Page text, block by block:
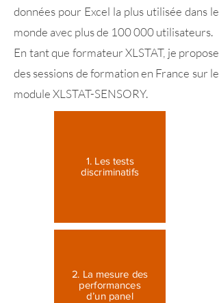
données pour Excel la plus utilisée dans le
monde avec plus de 100 000 utilisateurs.
En tant que formateur XLSTAT, je propose
des sessions de formation en France sur le
module XLSTAT-SENSORY.
1. Les tests
discriminatifs
2. La mesure des
performances
d’un panel